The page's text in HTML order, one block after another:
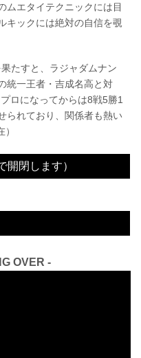
ムエタイテクニックには目
キックには絶対の自信を覗
たすと、ラジャダムナン
統一王者・吉成名高と対
ロになってからは8戦5勝1
られており、関係者も熱い
閉します）
OVER -